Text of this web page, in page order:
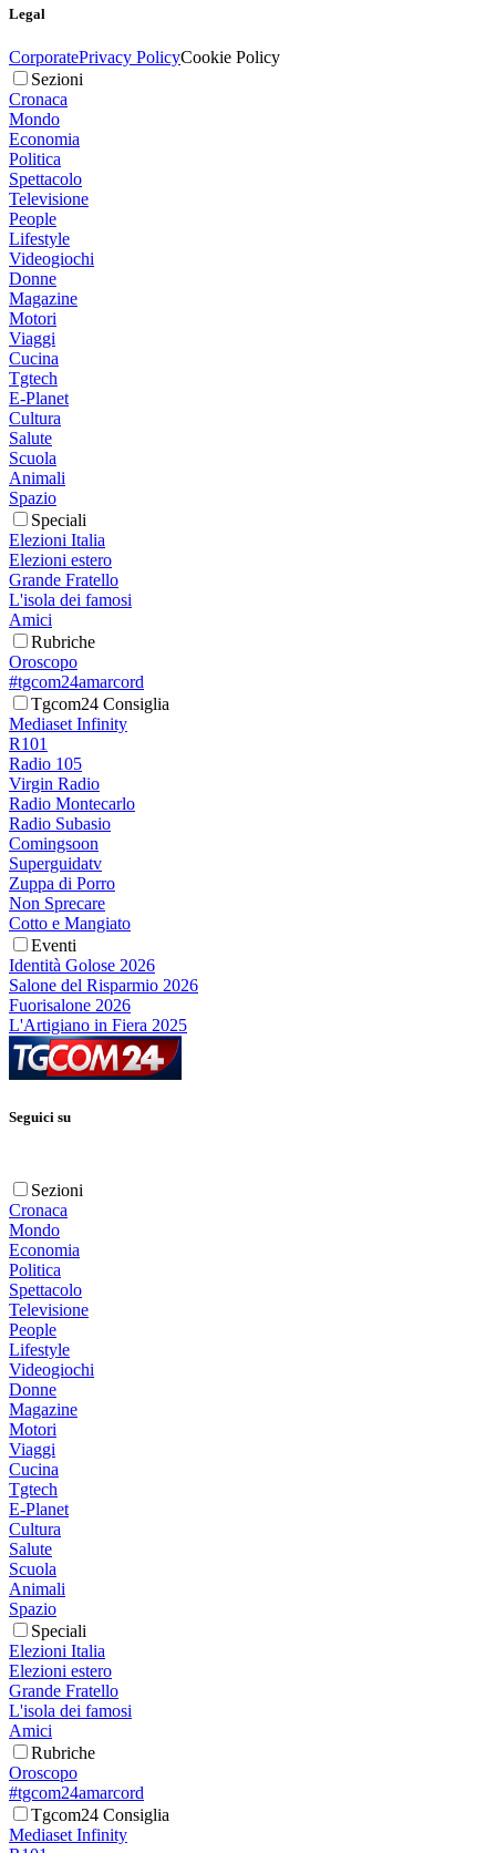
Legal
CorporatePrivacy PolicyCookie Policy
Sezioni
Cronaca
Mondo
Economia
Politica
Spettacolo
Televisione
People
Lifestyle
Videogiochi
Donne
Magazine
Motori
Viaggi
Cucina
Tgtech
E-Planet
Cultura
Salute
Scuola
Animali
Spazio
Speciali
Elezioni Italia
Elezioni estero
Grande Fratello
L'isola dei famosi
Amici
Rubriche
Oroscopo
#tgcom24amarcord
Tgcom24 Consiglia
Mediaset Infinity
R101
Radio 105
Virgin Radio
Radio Montecarlo
Radio Subasio
Comingsoon
Superguidatv
Zuppa di Porro
Non Sprecare
Cotto e Mangiato
Eventi
Identità Golose 2026
Salone del Risparmio 2026
Fuorisalone 2026
L'Artigiano in Fiera 2025
Seguici su
Sezioni
Cronaca
Mondo
Economia
Politica
Spettacolo
Televisione
People
Lifestyle
Videogiochi
Donne
Magazine
Motori
Viaggi
Cucina
Tgtech
E-Planet
Cultura
Salute
Scuola
Animali
Spazio
Speciali
Elezioni Italia
Elezioni estero
Grande Fratello
L'isola dei famosi
Amici
Rubriche
Oroscopo
#tgcom24amarcord
Tgcom24 Consiglia
Mediaset Infinity